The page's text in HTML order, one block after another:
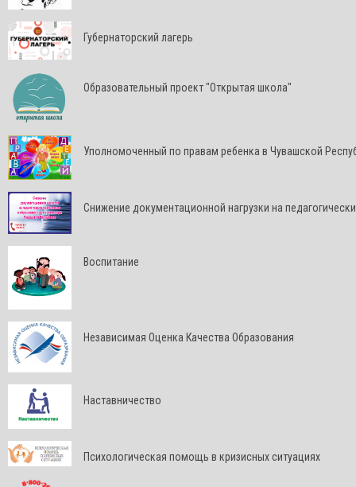
Губернаторский лагерь
Образовательный проект "Открытая школа"
Уполномоченный по правам ребенка в Чувашской
Снижение документационной нагрузки на
Воспитание
Независимая Оценка Качества Образования
Наставничество
Психологическая помощь в кризисных ситуациях